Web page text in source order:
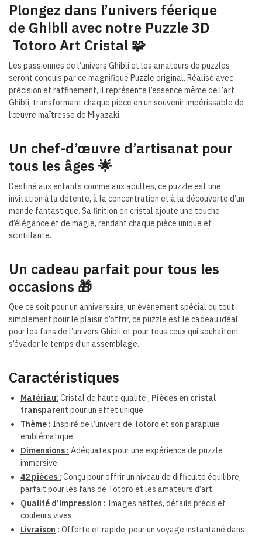
Plongez dans l’univers féerique
de Ghibli avec notre Puzzle 3D
Totoro Art Cristal 🧩
Les passionnés de l’univers Ghibli et les amateurs de puzzles
seront conquis par ce magnifique Puzzle original. Réalisé avec
précision et raffinement, il représente l’essence même de l’art
Ghibli, transformant chaque pièce en un souvenir impérissable de
l’œuvre maîtresse de Miyazaki.
Un chef-d’œuvre d’artisanat pour
tous les âges 🌟
Destiné aux enfants comme aux adultes, ce puzzle est une
invitation à la détente, à la concentration et à la découverte d’un
monde fantastique. Sa finition en cristal ajoute une touche
d’élégance et de magie, rendant chaque pièce unique et
scintillante.
Un cadeau parfait pour tous les
occasions 🎁
Que ce soit pour un anniversaire, un événement spécial ou tout
simplement pour le plaisir d’offrir, ce puzzle est le cadeau idéal
pour les fans de l’univers Ghibli et pour tous ceux qui souhaitent
s’évader le temps d’un assemblage.
Caractéristiques
Matériau: Cristal de haute qualité , Pièces en cristal
transparent pour un effet unique.
Thème : Inspiré de l’univers de Totoro et son parapluie
emblématique.
Dimensions : Adéquates pour une expérience de puzzle
immersive.
42 pièces : Conçu pour offrir un niveau de difficulté équilibré,
parfait pour les fans de Totoro et les amateurs d’art.
Qualité d’impression : Images nettes, détails précis et
couleurs vives.
Livraison : Offerte et rapide, pour un voyage instantané dans